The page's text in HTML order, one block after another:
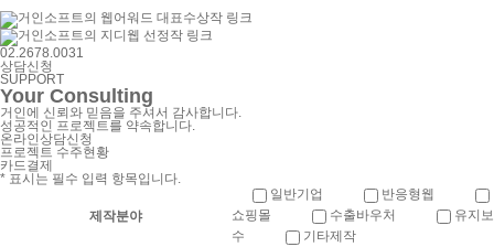
02.2678.0031
상담신청
SUPPORT
Your Consulting
거인에 신뢰와 믿음을 주셔서 감사합니다.
성공적인 프로젝트를 약속합니다.
온라인상담신청
프로젝트 수주현황
카드결제
* 표시는 필수 입력 항목입니다.
제작분야
일반기업
반응형웹
쇼핑몰
수출바우처
유지보
수
기타제작